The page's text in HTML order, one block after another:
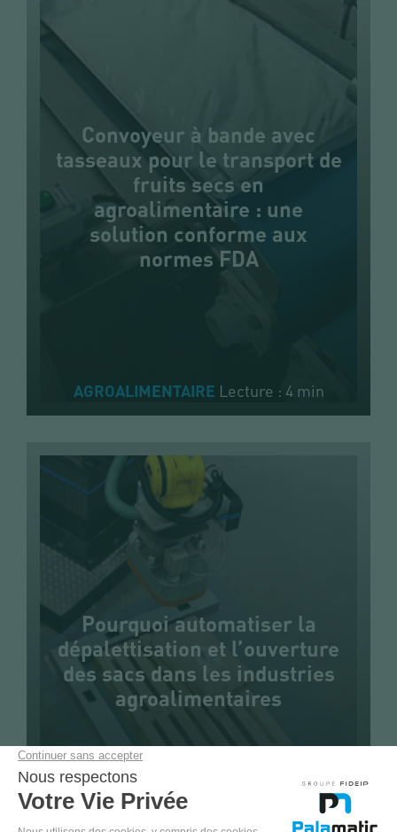
Convoyeur à bande avec
tasseaux pour le transport de
fruits secs en
agroalimentaire : une
solution conforme aux
normes FDA
AGROALIMENTAIRE Lecture : 4 min
Pourquoi automatiser la
dépalettisation et l’ouverture
des sacs dans les industries
agroalimentaires